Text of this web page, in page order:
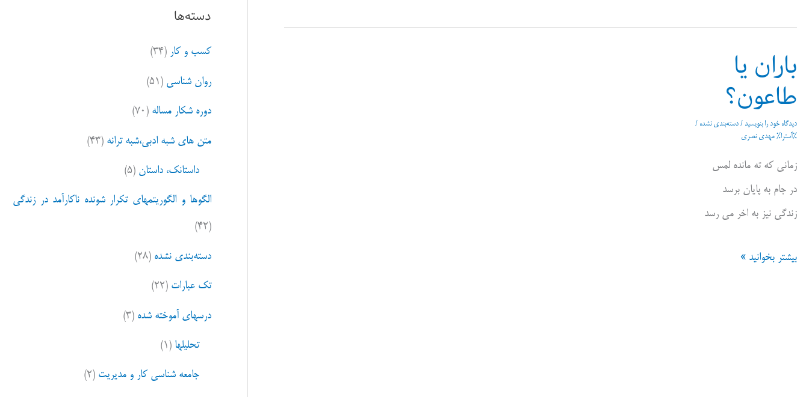
باران یا
طاعون؟
دیدگاه‌ خود را بنویسید / دسته‌بندی نشده /
%آسترا% مهدی نصری
زمانی که ته مانده لمس
در جام به پایان برسد
زندگی نیز به اخر می رسد
باران
بیشتر بخوانید »
ج
ی
دسته‌ها
کسب و کار (۳۴)
روان شناسی (۵۱)
دوره شکار مساله (۷۰)
متن های شبه ادبی،شبه ترانه (۴۳)
داستانک، داستان (۵)
الگوها و الگوریتمهای تکرار شونده ناکارآمد در زندگی
(۴۲)
دسته‌بندی نشده (۲۸)
تک عبارات (۲۲)
درسهای آموخته شده (۳)
تحلیلها (۱)
جامعه شناسی کار و مدیریت (۲)